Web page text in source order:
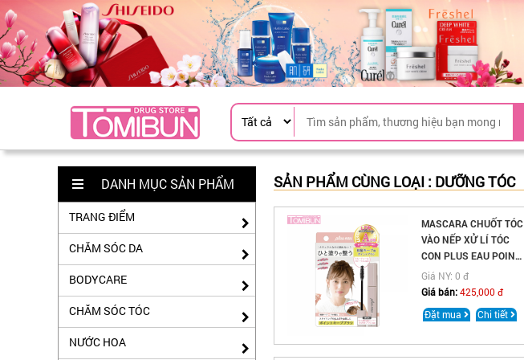
DANH MỤC SẢN PHẨM
TRANG ĐIỂM
CHĂM SÓC DA
BODYCARE
CHĂM SÓC TÓC
NƯỚC HOA
SẢN PHẨM CÙNG LOẠI : DƯỠNG TÓC
MASCARA CHUỐT TÓC
VÀO NẾP XỬ LÍ TÓC
CON PLUS EAU POINT
KEEP MÀU HỒNG
Giá NY: 0 đ
Giá bán:425,000 đ
Đặt mua
Chi tiết